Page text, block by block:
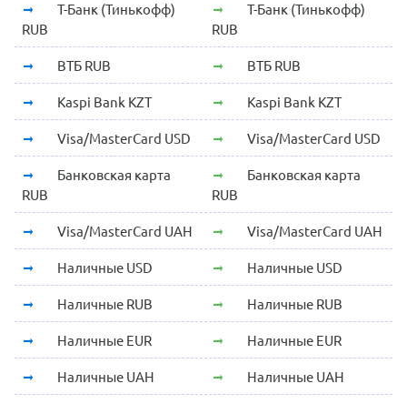
Т-Банк (Тинькофф)
RUB
Т-Банк (Тинькофф)
RUB
ВТБ RUB ВТБ RUB
Kaspi Bank KZT Kaspi Bank KZT
Visa/MasterCard USD Visa/MasterCard USD
Банковская карта
RUB
Банковская карта
RUB
Visa/MasterCard UAH Visa/MasterCard UAH
Наличные USD Наличные USD
Наличные RUB Наличные RUB
Наличные EUR Наличные EUR
Наличные UAH Наличные UAH